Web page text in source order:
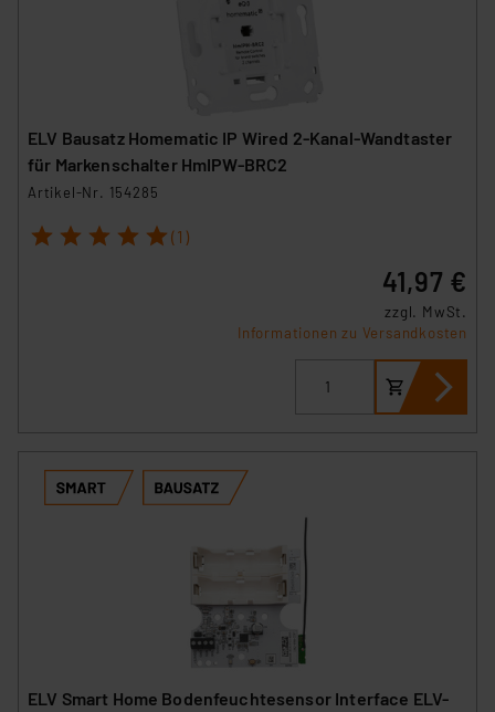
ELV Bausatz Homematic IP Wired 2-Kanal-Wandtaster
für Markenschalter HmIPW-BRC2
Artikel-Nr. 154285
1 2 3 4 5 (1)
41,97 €
zzgl. MwSt.
Informationen zu Versandkosten
ELV Smart Home Bodenfeuchtesensor Interface ELV-